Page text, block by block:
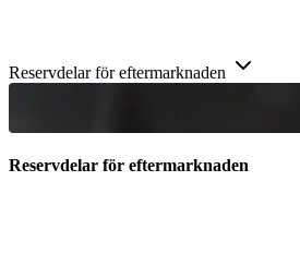
Reservdelar för eftermarknaden
Reservdelar för eftermarknaden